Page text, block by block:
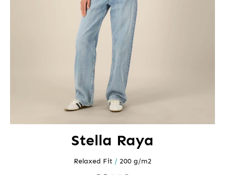
Stella Raya
Relaxed Fit / 200 g/m2